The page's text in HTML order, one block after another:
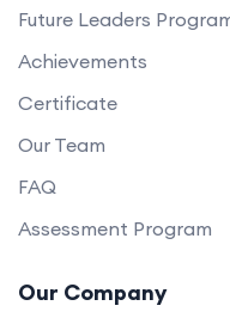
Future Leaders
Achievements
Certificate
Our Team
FAQ
Assessment Program
Our Company